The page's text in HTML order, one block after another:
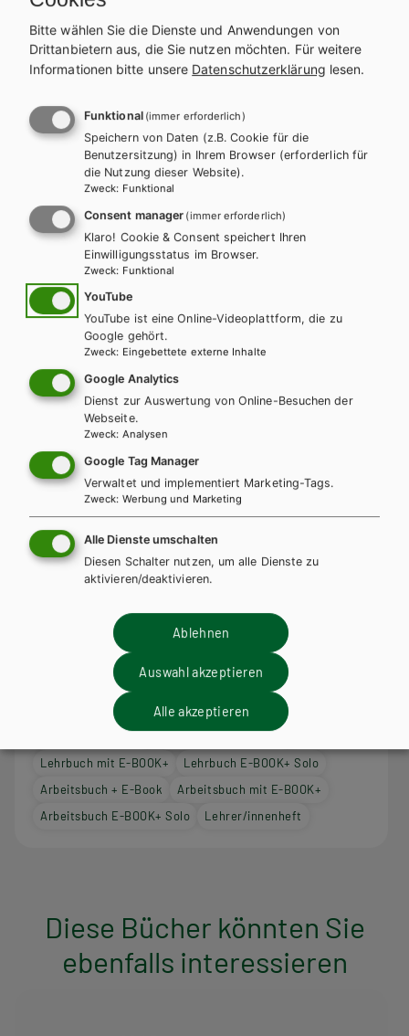
HAK/HAS HUM/FS
Bien fait! BAC - Übungsbuch Französisch zur
Maturavorbereitung inkl. Audiofiles
Lehrbuch + E-Book
Übungsbuch E-Book Solo
Lösungsheft für Lehrer/innen
Bien fait!, Band 1 für die Unterstufe, Lehrbuch
Lehrbuch + E-Book
Lehrbuch E-Book Solo
Lehrbuch mit E-BOOK+
Lehrbuch E-BOOK+ Solo
Arbeitsbuch + E-Book
Arbeitsbuch mit E-BOOK+
Arbeitsbuch E-BOOK+ Solo
Lehrer/innenheft
Diese Bücher könnten Sie
ebenfalls interessieren
Bitte wählen Sie die Dienste und Anwendungen von
Drittanbietern aus, die Sie nutzen möchten. Für weitere
Informationen bitte unsere Datenschutzerklärung lesen.
Funktional (immer erforderlich)
Speichern von Daten (z.B. Cookie für die
Benutzersitzung) in Ihrem Browser (erforderlich für
die Nutzung dieser Website).
Zweck: Funktional
Consent manager (immer erforderlich)
Klaro! Cookie & Consent speichert Ihren
Einwilligungsstatus im Browser.
Zweck: Funktional
YouTube
YouTube ist eine Online-Videoplattform, die zu
Google gehört.
Zweck: Eingebettete externe Inhalte
Google Analytics
Dienst zur Auswertung von Online-Besuchen der
Webseite.
Zweck: Analysen
Google Tag Manager
Verwaltet und implementiert Marketing-Tags.
Zweck: Werbung und Marketing
Alle Dienste umschalten
Diesen Schalter nutzen, um alle Dienste zu
aktivieren/deaktivieren.
Ablehnen
Auswahl akzeptieren
Alle akzeptieren